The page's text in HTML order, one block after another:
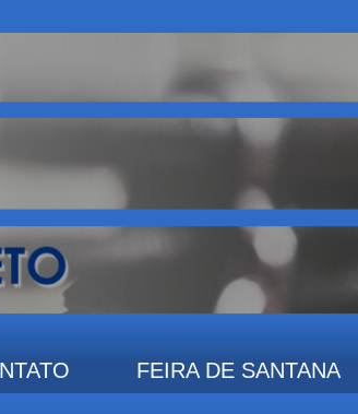
FEIRA DE SANTANA